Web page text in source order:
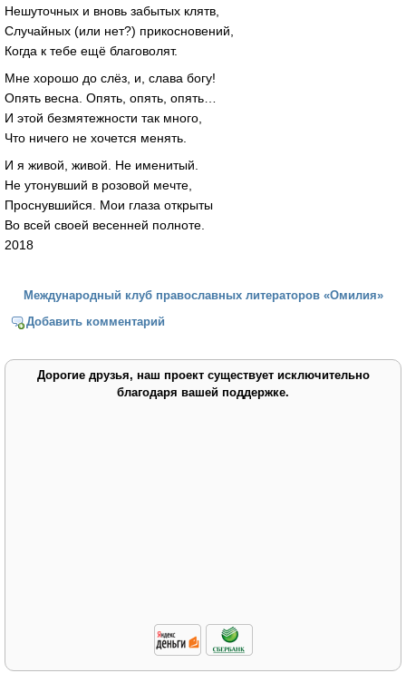
Нешуточных и вновь забытых клятв,
Случайных (или нет?) прикосновений,
Когда к тебе ещё благоволят.
Мне хорошо до слёз, и, слава богу!
Опять весна. Опять, опять, опять…
И этой безмятежности так много,
Что ничего не хочется менять.
И я живой, живой. Не именитый.
Не утонувший в розовой мечте,
Проснувшийся. Мои глаза открыты
Во всей своей весенней полноте.
2018
Международный клуб православных литераторов «Омилия»
Добавить комментарий
Дорогие друзья, наш проект существует исключительно
благодаря вашей поддержке.